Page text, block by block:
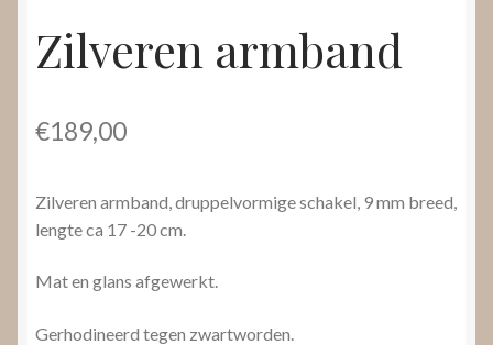
Zilveren armband
€189,00
Zilveren armband, druppelvormige schakel, 9 mm breed,
lengte ca 17 -20 cm.
Mat en glans afgewerkt.
Gerhodineerd tegen zwartworden.